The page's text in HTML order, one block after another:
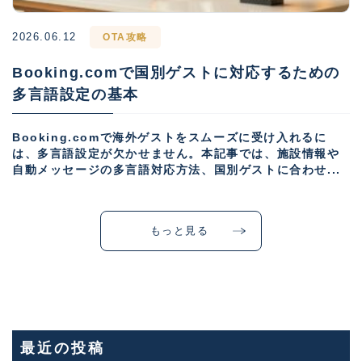
2026.06.12 OTA攻略
Booking.comで国別ゲストに対応するための
多言語設定の基本
Booking.comで海外ゲストをスムーズに受け入れるに
は、多言語設定が欠かせません。本記事では、施設情報や
自動メッセージの多言語対応方法、国別ゲストに合わせ...
もっと見る
最近の投稿